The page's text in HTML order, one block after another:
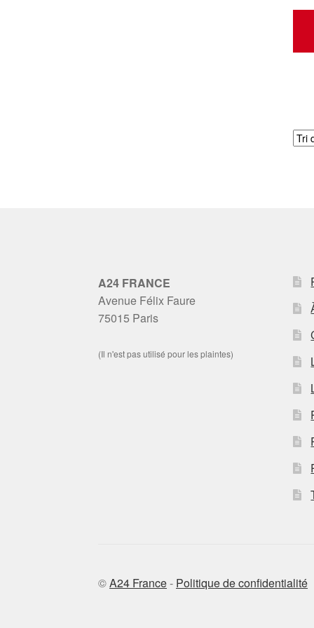
A24 FRANCE
Avenue Félix Faure
75015 Paris
(Il n'est pas utilisé pour les plaintes)
©A24 France- Politique de confidentialité